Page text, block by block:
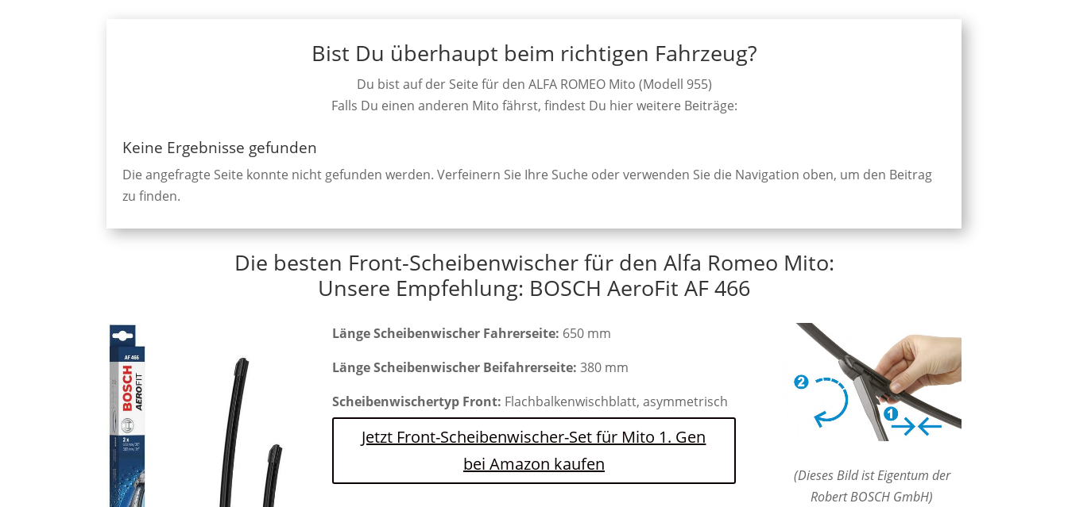
Bist Du überhaupt beim richtigen Fahrzeug?
Du bist auf der Seite für den ALFA ROMEO Mito (Modell 955)
Falls Du einen anderen Mito fährst, findest Du hier weitere Beiträge:
Keine Ergebnisse gefunden
Die angefragte Seite konnte nicht gefunden werden. Verfeinern Sie Ihre Suche oder verwenden Sie die Navigation oben, um den Beitrag
zu finden.
Die besten Front-Scheibenwischer für den Alfa Romeo Mito:
Unsere Empfehlung: BOSCH AeroFit AF 466
Länge Scheibenwischer Fahrerseite: 650 mm
Länge Scheibenwischer Beifahrerseite: 380 mm
Scheibenwischertyp Front: Flachbalkenwischblatt, asymmetrisch
Jetzt Front-Scheibenwischer-Set für Mito 1. Gen
bei Amazon kaufen
(Dieses Bild ist Eigentum der
Robert BOSCH GmbH)